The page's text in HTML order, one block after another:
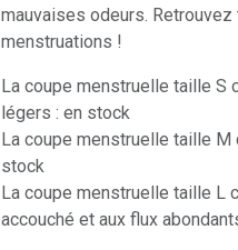
mauvaises odeurs.
menstruations !
La coupe menstruelle taille S
légers : en stock
La coupe menstruelle taille M
stock
La coupe menstruelle taille L
accouché et aux flux